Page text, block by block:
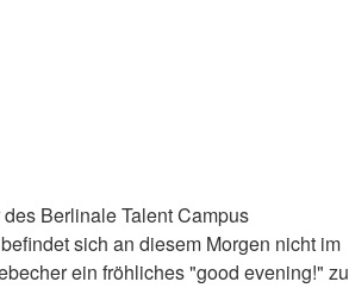
Berlinale Talent Campus
sich an diesem Morgen nicht im
ein fröhliches "good evening!" zu